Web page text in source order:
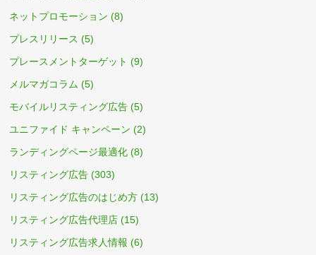
ネットプロモーション (8)
プレスリリース (5)
プレースメントターゲット (9)
メルマガコラム (5)
モバイルリスティング広告 (5)
ユニファイド キャンペーン (2)
ランディングページ最適化 (8)
リスティング広告 (303)
リスティング広告のはじめ方 (13)
リスティング広告代理店 (15)
リスティング広告求人情報 (6)